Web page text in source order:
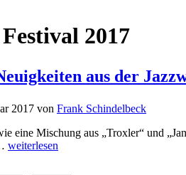
2017
aus der
2017 von Frank Schindelbeck
eine Mischung aus „Troxler“ und
weiterlesen